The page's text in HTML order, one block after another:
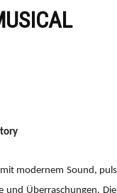
modernem Sound,
und Überraschungen.